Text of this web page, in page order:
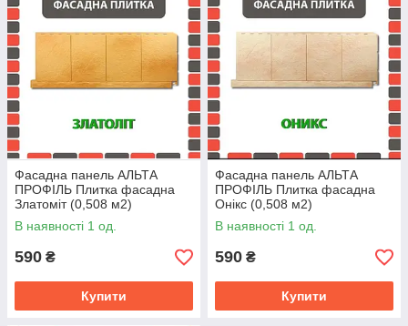
Фасадна панель АЛЬТА
ПРОФІЛЬ Плитка фасадна
Златоміт (0,508 м2)
В наявності 1 од.
590 ₴
Купити
Фасадна панель АЛЬТА
ПРОФІЛЬ Плитка фасадна
Онікс (0,508 м2)
В наявності 1 од.
590 ₴
Купити